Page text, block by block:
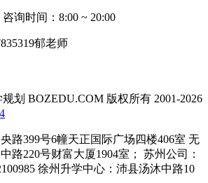
询时间：8:00 ~ 20:00
郁老师
划 BOZEDU.COM 版权所有 2001-2026
路399号6幢天正国际广场四楼406室 无
路220号财富大厦1904室； 苏州公司：
徐州升学中心：沛县汤沐中路10